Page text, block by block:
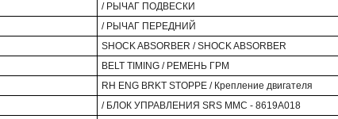
/ РЫЧАГ ПОДВЕСКИ
/ РЫЧАГ ПЕРЕДНИЙ
SHOCK ABSORBER / SHOCK ABSORBER
BELT TIMING / РЕМЕНЬ ГРМ
RH ENG BRKT STOPPE / Крепление двигателя
/ БЛОК УПРАВЛЕНИЯ SRS MMC - 8619A018